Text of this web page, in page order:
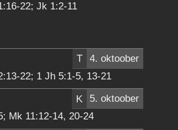
22; Jk 1:2-11
T
4. oktoober
22; 1 Jh 5:1-5, 13-21
K
5. oktoober
Mk 11:12-14, 20-24